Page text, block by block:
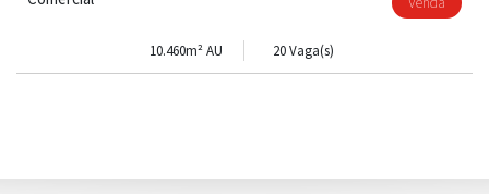
10.460m² AU 20 Vaga(s)